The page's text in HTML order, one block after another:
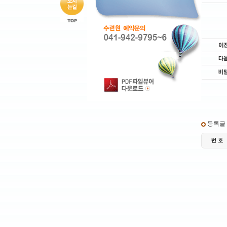
등록글